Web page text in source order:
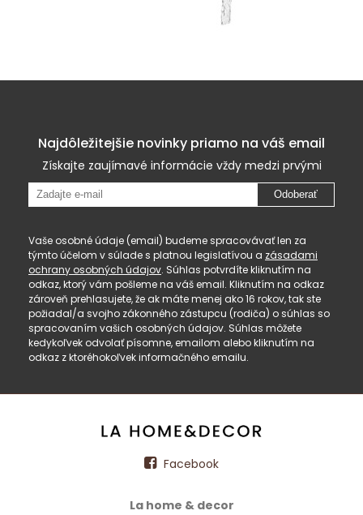
Najdôležitejšie novinky priamo na váš email
Získajte zaujímavé informácie vždy medzi prvými
Odoberať
Vaše osobné údaje (email) budeme spracovávať len za
týmto účelom v súlade s platnou legislatívou a zásadami
ochrany osobných údajov. Súhlas potvrdíte kliknutím na
odkaz, ktorý vám pošleme na váš email. Kliknutím na odkaz
zároveň prehlasujete, že ak máte menej ako 16 rokov, tak ste
požiadal/a svojho zákonného zástupcu (rodiča) o súhlas so
spracovaním vašich osobných údajov. Súhlas môžete
kedykoľvek odvolať písomne, emailom alebo kliknutím na
odkaz z ktoréhokoľvek informačného emailu.
Facebook
La home & decor